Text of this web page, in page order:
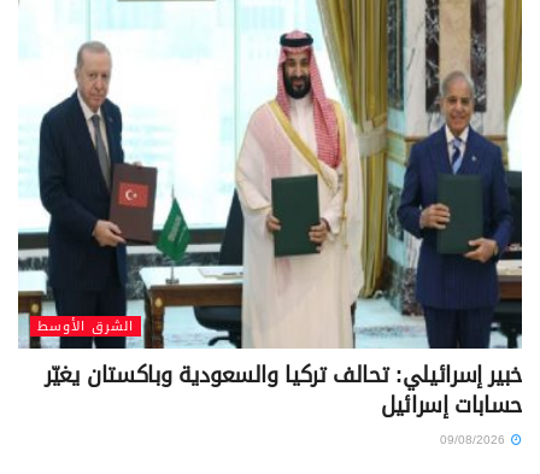
الشرق الأوسط
خبير إسرائيلي: تحالف تركيا والسعودية وباكستان يغيّر
حسابات إسرائيل